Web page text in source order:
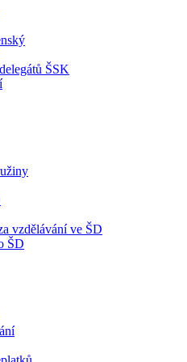
ŠSK
vzdělávání ve ŠD
ŠD